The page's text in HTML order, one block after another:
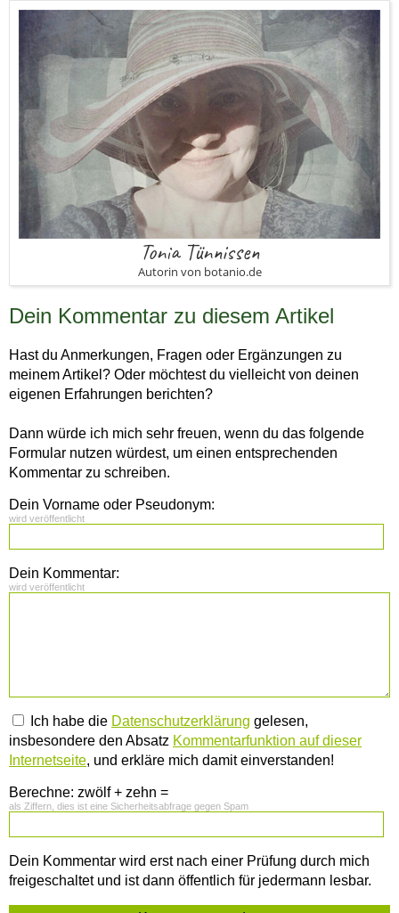
Tonia Tünnissen
Autorin von botanio.de
Dein Kommentar zu diesem Artikel
Hast du Anmerkungen, Fragen oder Ergänzungen zu
meinem Artikel? Oder möchtest du vielleicht von deinen
eigenen Erfahrungen berichten?
Dann würde ich mich sehr freuen, wenn du das folgende
Formular nutzen würdest, um einen entsprechenden
Kommentar zu schreiben.
Dein Vorname oder Pseudonym:
wird veröffentlicht
Dein Kommentar:
wird veröffentlicht
Ich habe die Datenschutzerklärung gelesen,
insbesondere den Absatz Kommentarfunktion auf dieser
Internetseite, und erkläre mich damit einverstanden!
Berechne: zwölf + zehn =
als Ziffern, dies ist eine Sicherheitsabfrage gegen Spam
Dein Kommentar wird erst nach einer Prüfung durch mich
freigeschaltet und ist dann öffentlich für jedermann lesbar.